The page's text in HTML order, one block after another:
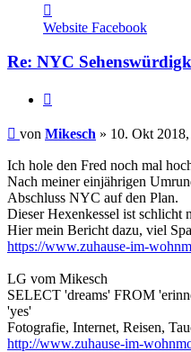
von
Mikesch
Website Facebook
Re: NYC
Beitrag
von Mikesch » 10. Okt
Ich hole den Fred noch mal
Nach meiner einjährigen
Abschluss NYC auf den Plan.
Dieser Hexenkessel ist schlicht
Hier mein Bericht dazu, viel
https://www.zuhause-im-
LG vom Mikesch
SELECT 'dreams' FROM
'yes'
Fotografie, Internet, Reisen,
http://www.zuhause-im-